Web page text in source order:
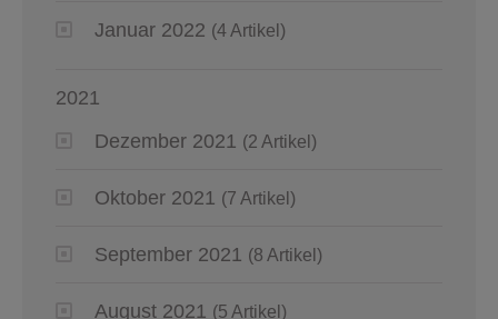
Januar 2022 (4 Artikel)
2021
Dezember 2021 (2 Artikel)
Oktober 2021 (7 Artikel)
September 2021 (8 Artikel)
August 2021 (5 Artikel)